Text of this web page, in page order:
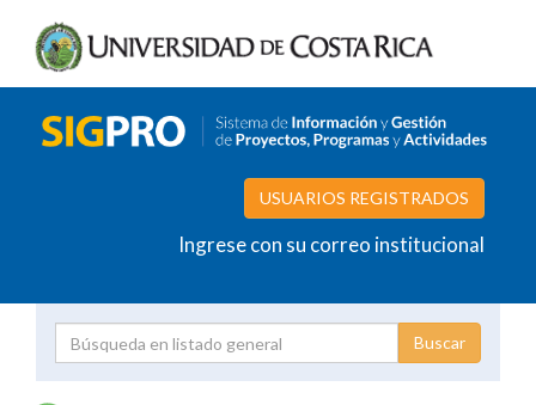
USUARIOS REGISTRADOS
Ingrese con su correo institucional